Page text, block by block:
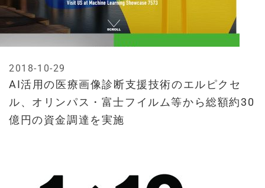
AI活用の医療画像診断支援技術のエルピクセ
ル、オリンパス・富士フイルム等から総額約30
億円の資金調達を実施
2018-10-29